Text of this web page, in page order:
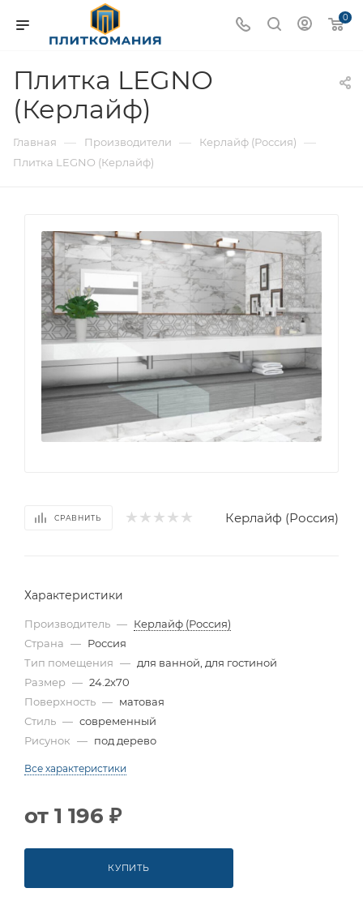
0
Плитка LEGNO
(Керлайф)
Главная — Производители — Керлайф (Россия) —
Плитка LEGNO (Керлайф)
СРАВНИТЬ Керлайф (Россия)
Характеристики
Производитель — Керлайф (Россия)
Страна — Россия
Тип помещения — для ванной, для гостиной
Размер — 24.2x70
Поверхность — матовая
Стиль — современный
Рисунок — под дерево
Все характеристики
от 1 196 ₽
КУПИТЬ